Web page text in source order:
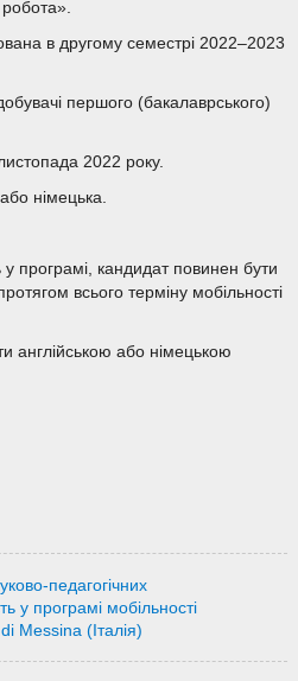
в другому семестрі 2022–2023
першого (бакалаврського)
2022 року.
німецька.
програмі, кандидат повинен бути
всього терміну мобільності
англійською або німецькою
педагогічних
у програмі мобільності
Messina (Італія)